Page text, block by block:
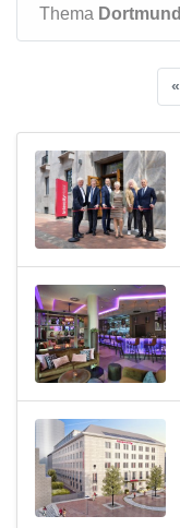
Thema Dortmund
«